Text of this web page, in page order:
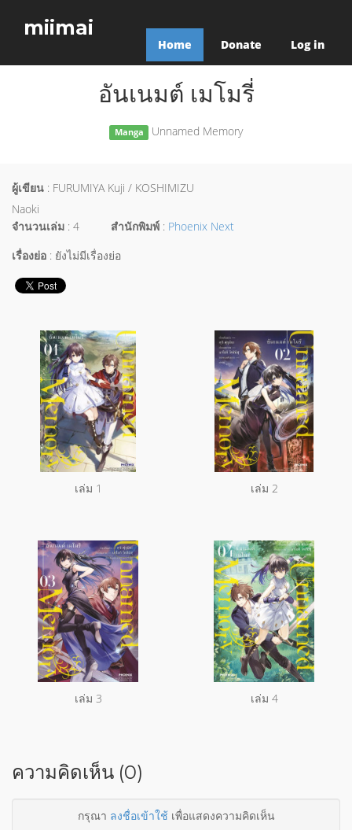
miimai
Home Donate Log in
อันเนมต์ เมโมรี่
Manga Unnamed Memory
ผู้เขียน : FURUMIYA Kuji / KOSHIMIZU
Naoki
จำนวนเล่ม : 4 สำนักพิมพ์ : Phoenix Next
เรื่องย่อ : ยังไม่มีเรื่องย่อ
เล่ม 1 เล่ม 2
เล่ม 3 เล่ม 4
ความคิดเห็น (0)
กรุณา ลงชื่อเข้าใช้เพื่อแสดงความคิดเห็น